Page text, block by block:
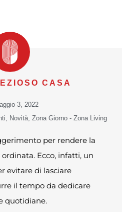
CASA
3, 2022
, Novità, Zona Giorno - Zona Living
per rendere la
Ecco, infatti, un
evitare di lasciare
il tempo da dedicare
quotidiane.